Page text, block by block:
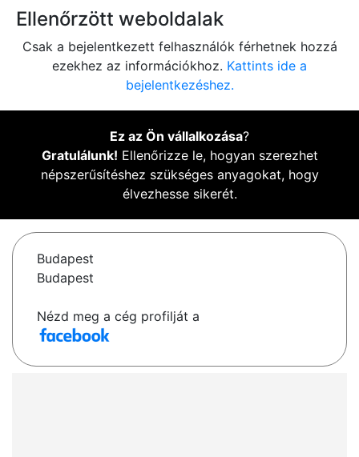
Ellenőrzött weboldalak
Csak a bejelentkezett felhasználók férhetnek hozzá
ezekhez az információkhoz. Kattints ide a
bejelentkezéshez.
Ez az Ön vállalkozása?
Gratulálunk! Ellenőrizze le, hogyan szerezhet
népszerűsítéshez szükséges anyagokat, hogy
élvezhesse sikerét.
Budapest
Budapest
Nézd meg a cég profilját a